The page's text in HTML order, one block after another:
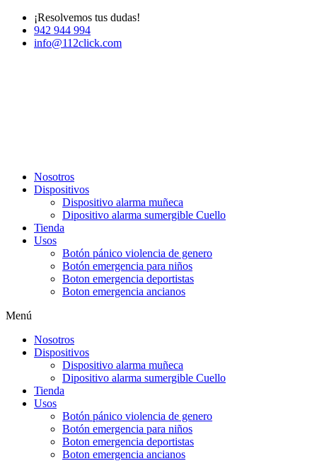
¡Resolvemos tus dudas!
942 944 994
info@112click.com
Nosotros
Dispositivos
Dispositivo alarma muñeca
Dipositivo alarma sumergible Cuello
Tienda
Usos
Botón pánico violencia de genero
Botón emergencia para niños
Boton emergencia deportistas
Boton emergencia ancianos
Menú
Nosotros
Dispositivos
Dispositivo alarma muñeca
Dipositivo alarma sumergible Cuello
Tienda
Usos
Botón pánico violencia de genero
Botón emergencia para niños
Boton emergencia deportistas
Boton emergencia ancianos